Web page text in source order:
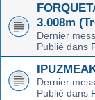
3.008m
Dernier
Publié dans
Dernier
Publié dans